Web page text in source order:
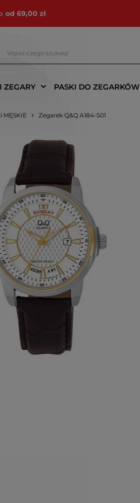
od 69,00 zł
ZEGARY PASKI DO ZEGARKÓW
MĘSKIE Zegarek Q&Q A184-501